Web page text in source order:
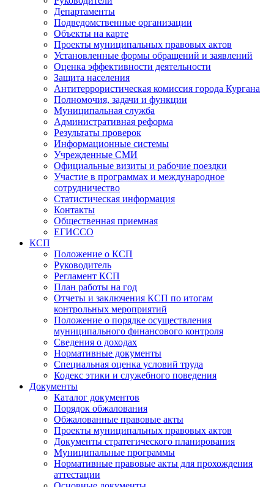
Департаменты
Подведомственные организации
Объекты на карте
Проекты муниципальных правовых актов
Установленные формы обращений и заявлений
Оценка эффективности деятельности
Защита населения
Антитеррористическая комиссия города Кургана
Полномочия, задачи и функции
Муниципальная служба
Административная реформа
Результаты проверок
Информационные системы
Учрежденные СМИ
Официальные визиты и рабочие поездки
Участие в программах и международное
сотрудничество
Статистическая информация
Контакты
Общественная приемная
ЕГИССО
КСП
Положение о КСП
Руководитель
Регламент КСП
План работы на год
Отчеты и заключения КСП по итогам
контрольных мероприятий
Положение о порядке осуществления
муниципального финансового контроля
Сведения о доходах
Нормативные документы
Специальная оценка условий труда
Кодекс этики и служебного поведения
Документы
Каталог документов
Порядок обжалования
Обжалованные правовые акты
Проекты муниципальных правовых актов
Документы стратегического планирования
Муниципальные программы
Нормативные правовые акты для прохождения
аттестации